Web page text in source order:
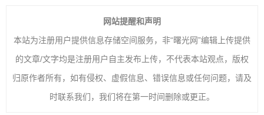
网站提醒和声明
本站为注册用户提供信息存储空间服务，非“曙光网”编辑上传提供
的文章/文字均是注册用户自主发布上传，不代表本站观点，版权
归原作者所有，如有侵权、虚假信息、错误信息或任何问题，请及
时联系我们，我们将在第一时间删除或更正。